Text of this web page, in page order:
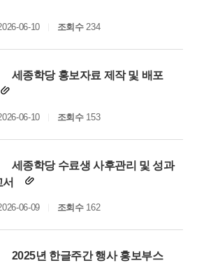
06-10 조회수234
세종학당 홍보자료 제작 및 배포
06-10 조회수153
세종학당 수료생 사후관리 및 성과
06-09 조회수162
2025년 한글주간 행사 홍보부스